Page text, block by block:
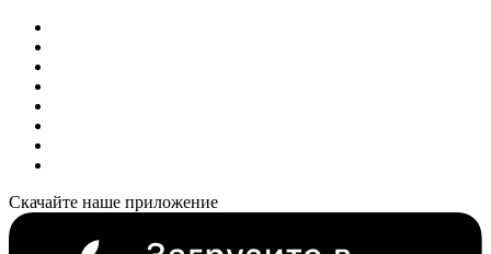
Скачайте наше приложение